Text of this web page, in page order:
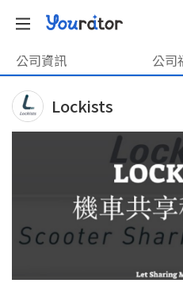
公司資訊 公司
Lockists